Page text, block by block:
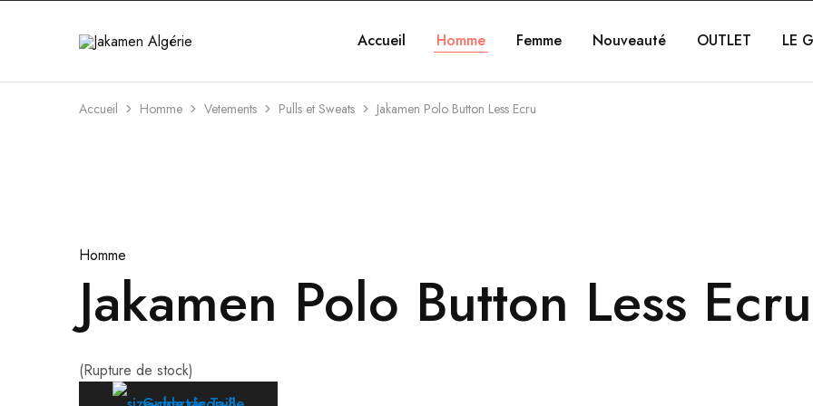
Jakamen Accueil Homme Femme Nouveauté OUTLET LE
Accueil Homme Vetements Pulls et Sweats Jakamen Polo Button Less Ecru
Homme
Jakamen Polo Button Less Ecru
(Rupture de stock)